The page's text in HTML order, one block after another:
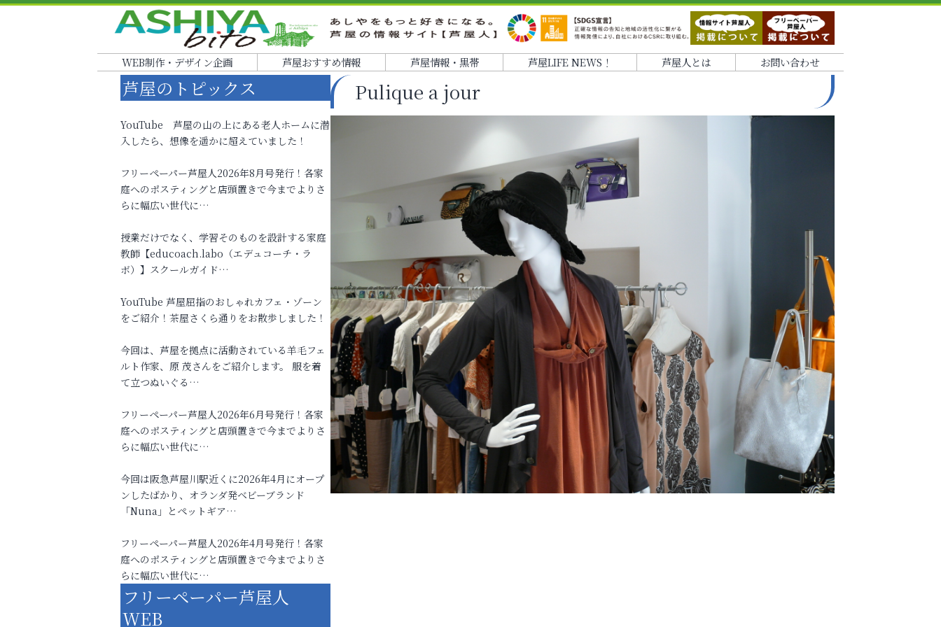
WEB制作・デザイン企画 芦屋おすすめ情報 芦屋情報・黒帯 芦屋LIFE NEWS！ 芦屋人とは お問い合わせ
Pulique a jour
芦屋のトピックス
YouTube 芦屋の山の上にある老人ホームに潜
入したら、想像を遥かに超えていました！
フリーペーパー芦屋人2026年8月号発行！各家
庭へのポスティングと店頭置きで今までよりさ
らに幅広い世代に…
授業だけでなく、学習そのものを設計する家庭
教師【educoach.labo（エデュコーチ・ラ
ボ）】スクールガイド…
YouTube 芦屋屈指のおしゃれカフェ・ゾーン
をご紹介！茶屋さくら通りをお散歩しました！
今回は、芦屋を拠点に活動されている羊毛フェ
ルト作家、原 茂さんをご紹介します。 服を着
て立つぬいぐる…
フリーペーパー芦屋人2026年6月号発行！各家
庭へのポスティングと店頭置きで今までよりさ
らに幅広い世代に…
今回は阪急芦屋川駅近くに2026年4月にオープ
ンしたばかり、オランダ発ベビーブランド
「Nuna」とペットギア…
フリーペーパー芦屋人2026年4月号発行！各家
庭へのポスティングと店頭置きで今までよりさ
らに幅広い世代に…
フリーペーパー芦屋人
WEB